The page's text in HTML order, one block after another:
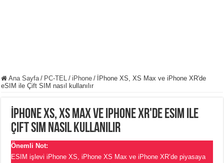
Ana Sayfa / PC-TEL / iPhone / İPhone XS, XS Max ve iPhone XR'de
eSIM ile Çift SIM nasıl kullanılır
İPhone XS, XS Max ve iPhone XR'de eSIM ile
Çift SIM nasıl kullanılır
Önemli Not:
ESIM işlevi iPhone XS, iPhone XS Max ve iPhone XR’de piyasaya